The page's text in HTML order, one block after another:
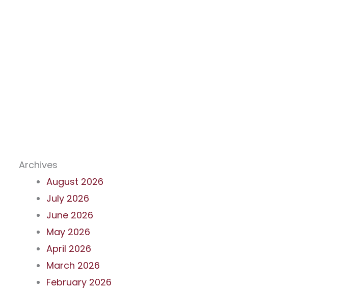
Archives
August 2026
July 2026
June 2026
May 2026
April 2026
March 2026
February 2026